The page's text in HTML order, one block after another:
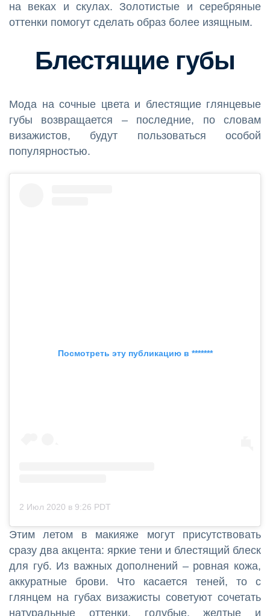
на веках и скулах. Золотистые и серебряные
оттенки помогут сделать образ более изящным.
Блестящие губы
Мода на сочные цвета и блестящие глянцевые
губы возвращается – последние, по словам
визажистов, будут пользоваться особой
популярностью.
Посмотреть эту публикацию в *******
2 Июл 2020 в 9:26 PDT
Этим летом в макияже могут присутствовать
сразу два акцента: яркие тени и блестящий блеск
для губ. Из важных дополнений – ровная кожа,
аккуратные брови. Что касается теней, то с
глянцем на губах визажисты советуют сочетать
натуральные оттенки, голубые, желтые и